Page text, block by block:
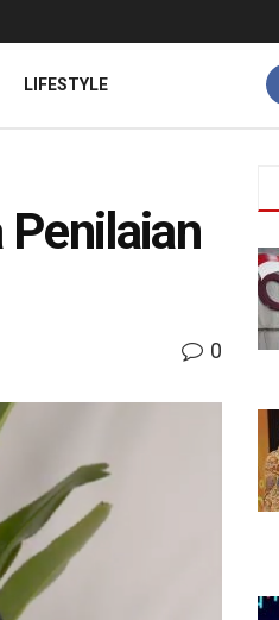
LIFESTYLE
Penilaian
0